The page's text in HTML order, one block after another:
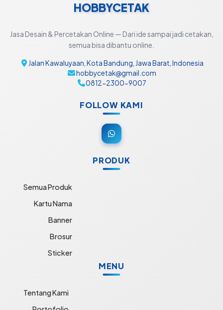
HOBBYCETAK
Jasa Desain & Percetakan Online — Dari ide sampai jadi cetakan,
semua bisa dibantu online.
Jalan Kawaluyaan, Kota Bandung, Jawa Barat, Indonesia
hobbycetak@gmail.com
0812-2300-9007
FOLLOW KAMI
PRODUK
Semua Produk
Kartu Nama
Banner
Brosur
Sticker
MENU
Tentang Kami